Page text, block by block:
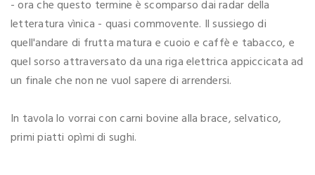
- ora che questo termine è scomparso dai radar della
letteratura vìnica - quasi commovente. Il sussiego di
quell'andare di frutta matura e cuoio e caffè e tabacco, e
quel sorso attraversato da una riga elettrica appiccicata ad
un finale che non ne vuol sapere di arrendersi.
In tavola lo vorrai con carni bovine alla brace, selvatico,
primi piatti opìmi di sughi.